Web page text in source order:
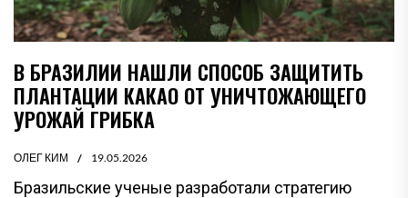
В БРАЗИЛИИ НАШЛИ СПОСОБ ЗАЩИТИТЬ
ПЛАНТАЦИИ КАКАО ОТ УНИЧТОЖАЮЩЕГО
УРОЖАЙ ГРИБКА
ОЛЕГ КИМ 19.05.2026
Бразильские ученые разработали стратегию